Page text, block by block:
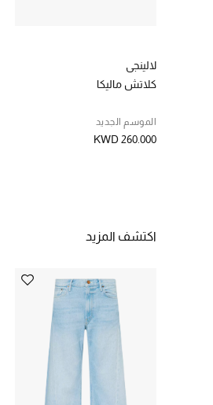
لالينجي
كلاتش ماليكا
الموسم الجديد
KWD 260.000
اكتشف المزيد